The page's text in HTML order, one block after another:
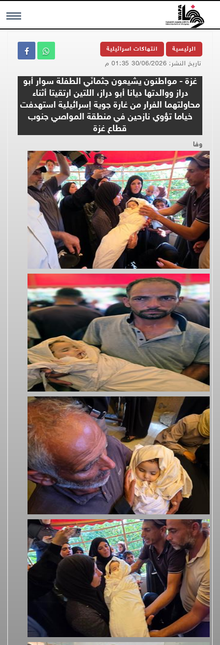
MENU الرئيسية انتهاكات اسرائيلية
تاريخ النشر: 30/06/2026 01:35 م
غزة - مواطنون يشيعون جثمانَي الطفلة سوار أبو
دراز ووالدتها ديانا أبو دراز، اللتين ارتقيتا أثناء
محاولتهما الفرار من غارة جوية إسرائيلية استهدفت
خياما تؤوي نازحين في منطقة المواصي جنوب
قطاع غزة
وفا